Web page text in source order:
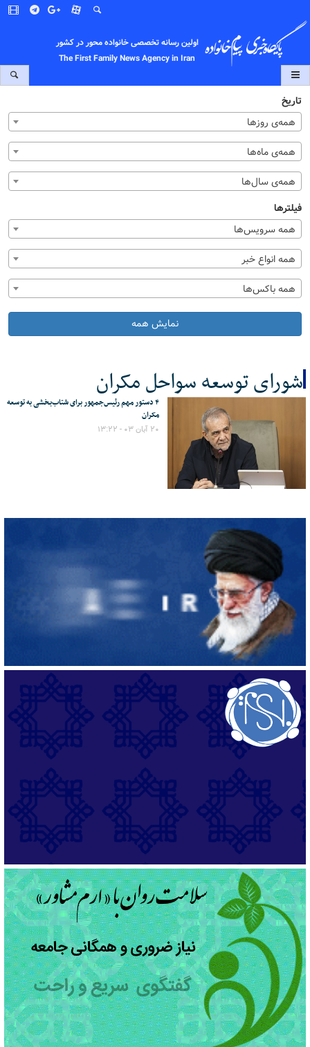
اولین رسانه تخصصی خانواده محور در کشور
The First Family News Agency in Iran
تاریخ
همه‌ی روزها
همه‌ی ماه‌ها
همه‌ی سال‌ها
فیلترها
همه سرویس‌ها
همه انواع خبر
همه باکس‌ها
نمایش همه
شورای توسعه سواحل مکران
۴ دستور مهم رئیس‌جمهور برای شتاب‌بخشی به توسعه
مکران
۲۰ آبان ۰۳ - ۱۳:۲۲